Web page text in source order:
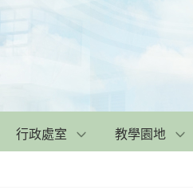
行政處室 教學園地